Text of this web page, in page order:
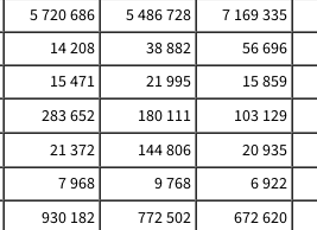
5 720 686 5 486 728 7 169 335
14 208 38 882 56 696
15 471 21 995 15 859
283 652 180 111 103 129
21 372 144 806 20 935
7 968 9 768 6 922
930 182 772 502 672 620